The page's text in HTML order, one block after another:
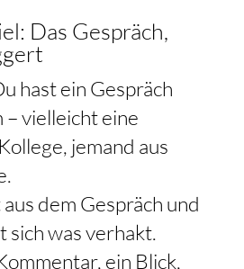
Das Gespräch,
hast ein Gespräch
vielleicht eine
jemand aus
dem Gespräch und
sich was verhakt.
ein Blick,